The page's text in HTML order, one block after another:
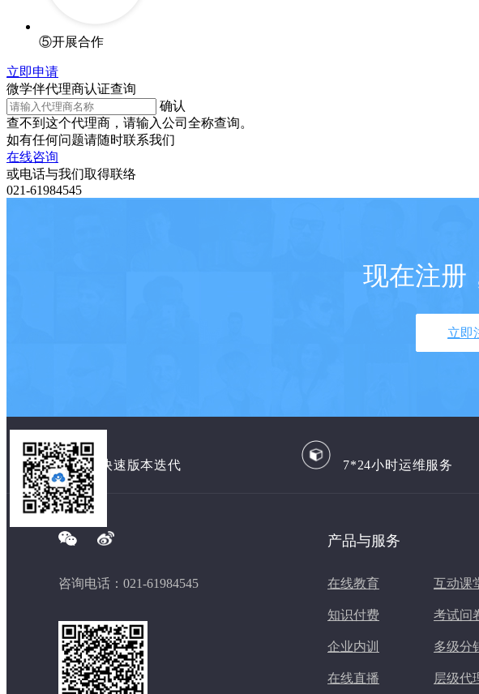
⑤开展合作
立即申请
微学伴代理商认证查询
确认
查不到这个代理商，请输入公司全称查询。
如有任何问题请随时联系我们
在线咨询
或电话与我们取得联络
021-61984545
现在注册
立即
快速版本迭代 7*24小时运维服务
咨询电话：021-61984545
产品与服务
在线教育 互动课
知识付费 考试问
企业内训 多级分
在线直播 层级代